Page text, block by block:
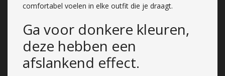
comfortabel voelen in elke outfit die je draagt.
Ga voor donkere kleuren,
deze hebben een
afslankend effect.